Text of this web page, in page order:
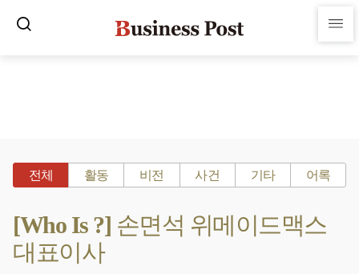
전체 활동 비전 사건 기타 어록
[Who Is ?] 손면석 위메이드맥스
대표이사